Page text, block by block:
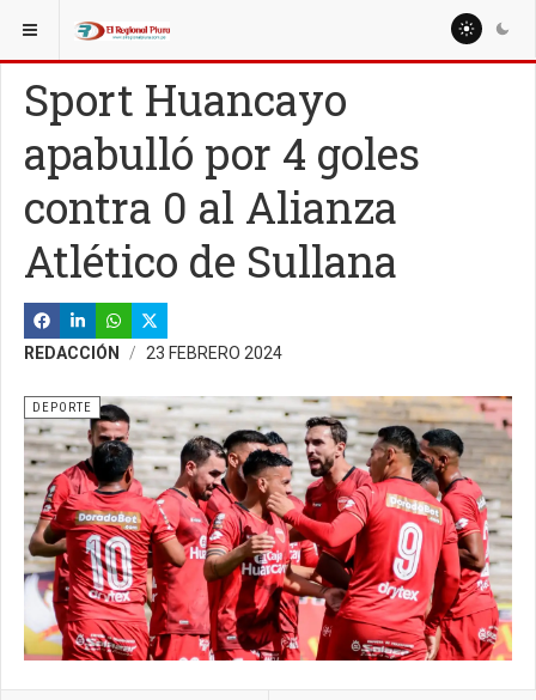
ESTÁ AQUÍ:
Sport Huancayo
apabulló por 4 goles
contra 0 al Alianza
Atlético de Sullana
REDACCIÓN 23 FEBRERO 2024
DEPORTE